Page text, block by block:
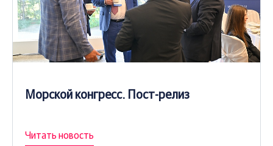
Морской конгресс. Пост-релиз
Читать новость